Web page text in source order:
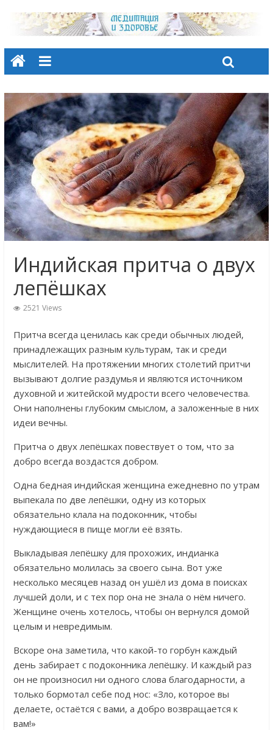
Индийская притча о двух
лепёшках
2521 Views
Притча всегда ценилась как среди обычных людей,
принадлежащих разным культурам, так и среди
мыслителей. На протяжении многих столетий притчи
вызывают долгие раздумья и являются источником
духовной и житейской мудрости всего человечества.
Они наполнены глубоким смыслом, а заложенные в них
идеи вечны.
Притча о двух лепёшках повествует о том, что за
добро всегда воздастся добром.
Одна бедная индийская женщина ежедневно по утрам
выпекала по две лепёшки, одну из которых
обязательно клала на подоконник, чтобы
нуждающиеся в пище могли её взять.
Выкладывая лепёшку для прохожих, индианка
обязательно молилась за своего сына. Вот уже
несколько месяцев назад он ушёл из дома в поисках
лучшей доли, и с тех пор она не знала о нём ничего.
Женщине очень хотелось, чтобы он вернулся домой
целым и невредимым.
Вскоре она заметила, что какой-то горбун каждый
день забирает с подоконника лепёшку. И каждый раз
он не произносил ни одного слова благодарности, а
только бормотал себе под нос: «Зло, которое вы
делаете, остаётся с вами, а добро возвращается к
вам!»